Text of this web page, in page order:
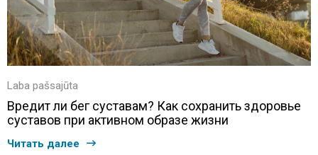
Laba pašsajūta
Вредит ли бег суставам? Как сохранить здоровье
суставов при активном образе жизни
Читать далее